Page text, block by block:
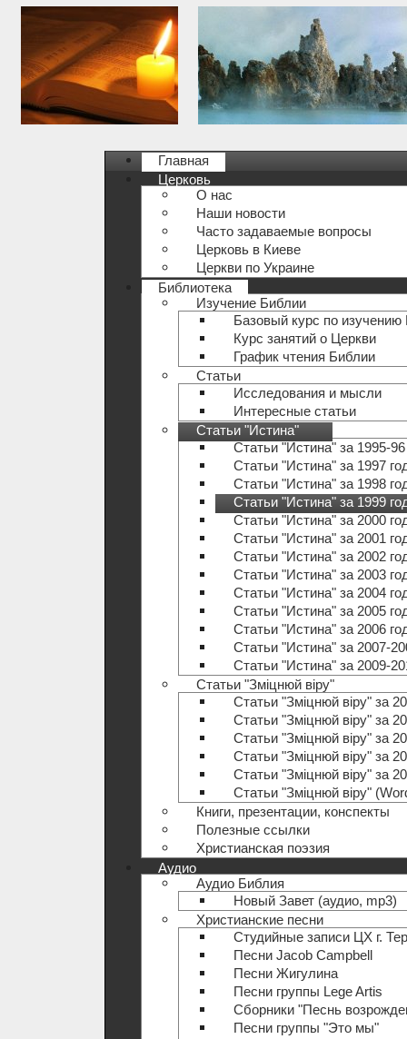
Главная
Церковь
О нас
Наши новости
Часто задаваемые вопросы
Церковь в Киеве
Церкви по Украине
Библиотека
Изучение Библии
Базовый курс по изучению
Курс занятий о Церкви
График чтения Библии
Статьи
Исследования и мысли
Интересные статьи
Статьи "Истина"
Статьи "Истина" за 1995-
Статьи "Истина" за 1997
Статьи "Истина" за 1998
Статьи "Истина" за 1999
Статьи "Истина" за 2000
Статьи "Истина" за 2001
Статьи "Истина" за 2002
Статьи "Истина" за 2003
Статьи "Истина" за 2004
Статьи "Истина" за 2005
Статьи "Истина" за 2006
Статьи "Истина" за 2007-
Статьи "Истина" за 2009-
Статьи "Зміцнюй віру"
Статьи "Зміцнюй віру" за
Статьи "Зміцнюй віру" за
Статьи "Зміцнюй віру" за
Статьи "Зміцнюй віру" за
Статьи "Зміцнюй віру" за
Статьи "Зміцнюй віру"
Книги, презентации, конспекты
Полезные ccылки
Христианская поэзия
Аудио
Аудио Библия
Новый Завет (аудио, mp3)
Христианские песни
Студийные записи ЦХ г.
Песни Jacob Campbell
Песни Жигулина
Песни группы Lege Artis
Сборники "Песнь
Песни группы "Это мы"